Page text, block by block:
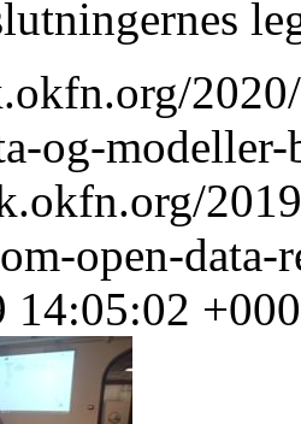
og-
om-open-
14:05:02